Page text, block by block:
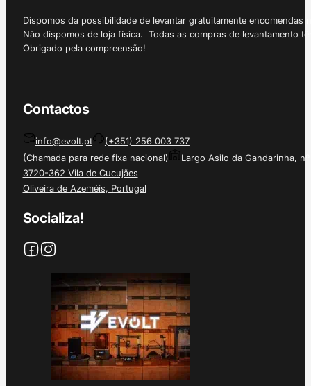
Dispomos da possibilidade de levantar gratuitamente
Não dispomos de loja física. Todas as compras de levantamento
Obrigado pela compreensão!
Contactos
info@evolt.pt
(+351) 256 003 737
(Chamada para rede fixa nacional)
Largo Asilo da Gandarinha, nº
3720-362 Vila de Cucujães
Oliveira de Azeméis, Portugal
Socializa!